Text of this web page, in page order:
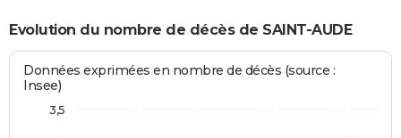
Evolution du nombre de décès de SAINT-AUDE
Données exprimées en nombre de décès (source :
Insee)
3,5